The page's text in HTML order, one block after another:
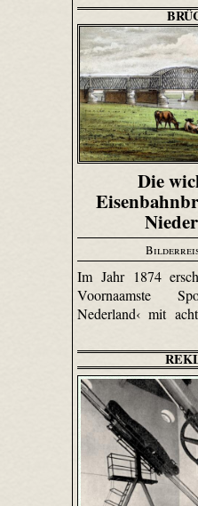
Die
Im Jahr 1874
Voornaamste
Nederland‹ mit